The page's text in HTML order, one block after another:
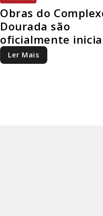
Obras do
Dourada são
oficialmente
Ler Mais